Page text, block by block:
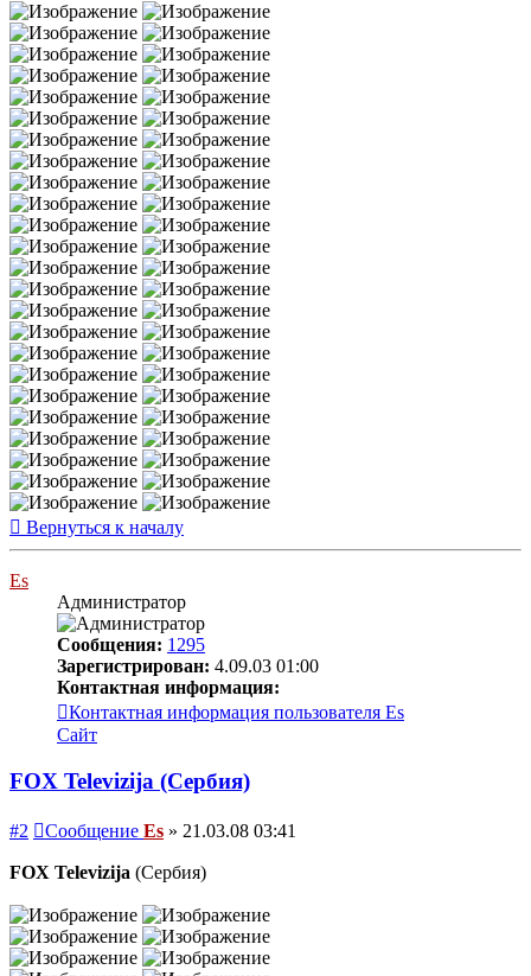
Вернуться к началу
Es
Администратор
Сообщения: 1295
Зарегистрирован: 4.09.03 01:00
Контактная информация:
Контактная информация пользователя Es
Сайт
FOX Televizija (Сербия)
#2 Сообщение Es » 21.03.08 03:41
FOX Televizija (Сербия)